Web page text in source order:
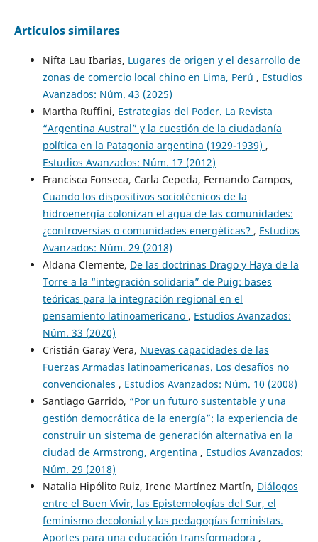
Artículos similares
Nifta Lau Ibarias, Lugares de origen y el desarrollo de
zonas de comercio local chino en Lima, Perú , Estudios
Avanzados: Núm. 43 (2025)
Martha Ruffini, Estrategias del Poder. La Revista
“Argentina Austral” y la cuestión de la ciudadanía
política en la Patagonia argentina (1929-1939) ,
Estudios Avanzados: Núm. 17 (2012)
Francisca Fonseca, Carla Cepeda, Fernando Campos,
Cuando los dispositivos sociotécnicos de la
hidroenergía colonizan el agua de las comunidades:
¿controversias o comunidades energéticas? , Estudios
Avanzados: Núm. 29 (2018)
Aldana Clemente, De las doctrinas Drago y Haya de la
Torre a la “integración solidaria” de Puig: bases
teóricas para la integración regional en el
pensamiento latinoamericano , Estudios Avanzados:
Núm. 33 (2020)
Cristián Garay Vera, Nuevas capacidades de las
Fuerzas Armadas latinoamericanas. Los desafíos no
convencionales , Estudios Avanzados: Núm. 10 (2008)
Santiago Garrido, “Por un futuro sustentable y una
gestión democrática de la energía”: la experiencia de
construir un sistema de generación alternativa en la
ciudad de Armstrong, Argentina , Estudios Avanzados:
Núm. 29 (2018)
Natalia Hipólito Ruiz, Irene Martínez Martín, Diálogos
entre el Buen Vivir, las Epistemologías del Sur, el
feminismo decolonial y las pedagogías feministas.
Aportes para una educación transformadora ,